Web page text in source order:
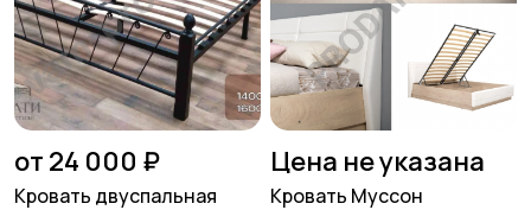
от 24 000 ₽
Кровать двуспальная
Цена не указана
Кровать Муссон